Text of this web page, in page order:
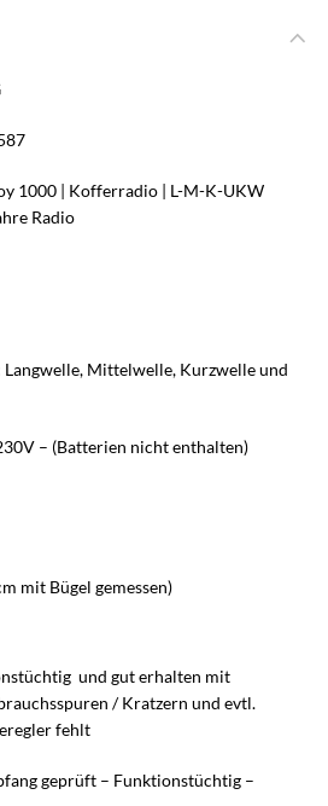
1000 | Kofferradio | L-M-K-UKW
Radio
Mittelwelle, Kurzwelle und
– (Batterien nicht enthalten)
mit Bügel gemessen)
und gut erhalten mit
/ Kratzern und evtl.
fehlt
geprüft – Funktionstüchtig –